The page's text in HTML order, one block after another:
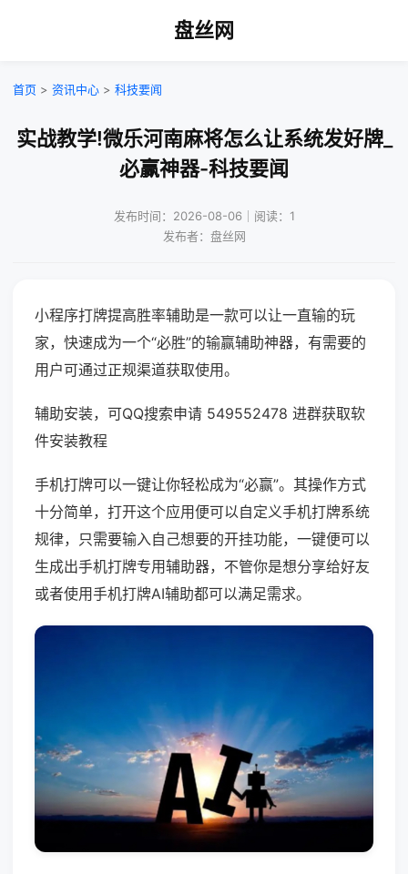
盘丝网
首页 > 资讯中心 > 科技要闻
实战教学!微乐河南麻将怎么让系统发好牌_
必赢神器-科技要闻
发布时间：2026-08-06｜阅读：1
发布者：盘丝网
小程序打牌提高胜率辅助是一款可以让一直输的玩
家，快速成为一个“必胜”的输赢辅助神器，有需要的
用户可通过正规渠道获取使用。
辅助安装，可QQ搜索申请 549552478 进群获取软
件安装教程
手机打牌可以一键让你轻松成为“必赢”。其操作方式
十分简单，打开这个应用便可以自定义手机打牌系统
规律，只需要输入自己想要的开挂功能，一键便可以
生成出手机打牌专用辅助器，不管你是想分享给好友
或者使用手机打牌AI辅助都可以满足需求。